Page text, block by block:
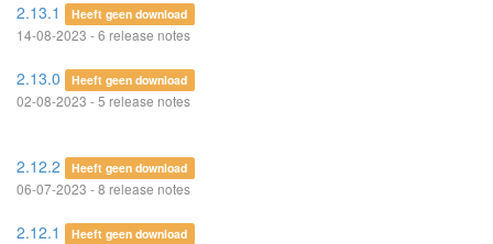
2.13.1 Heeft geen download
14-08-2023 - 6 release notes
2.13.0 Heeft geen download
02-08-2023 - 5 release notes
2.12.2 Heeft geen download
06-07-2023 - 8 release notes
2.12.1 Heeft geen download